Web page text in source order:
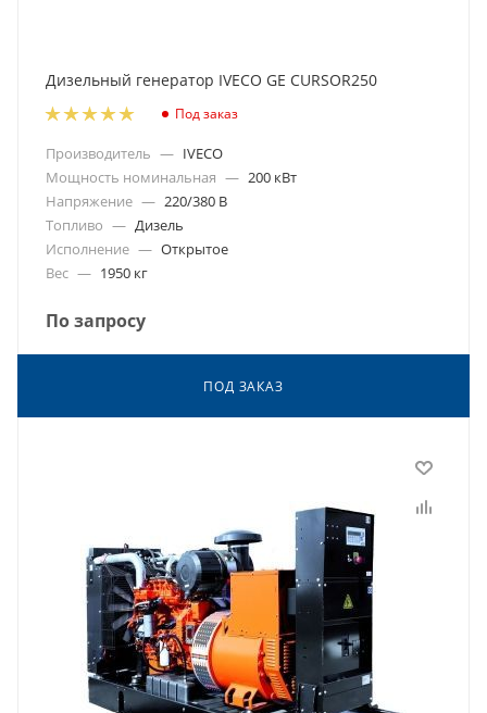
Дизельный генератор IVECO GE CURSOR250
Под заказ
Производитель — IVECO
Мощность номинальная — 200 кВт
Напряжение — 220/380 В
Топливо — Дизель
Исполнение — Открытое
Вес — 1950 кг
По запросу
ПОД ЗАКАЗ